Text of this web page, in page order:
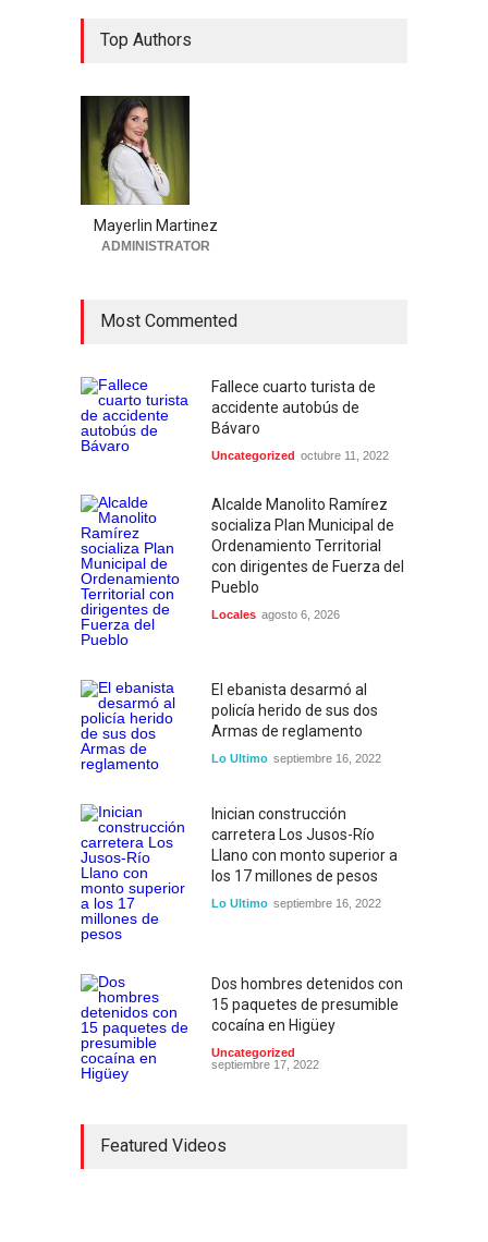
Top Authors
Mayerlin Martinez
ADMINISTRATOR
Most Commented
Fallece cuarto turista de
accidente autobús de
Bávaro
Uncategorized octubre 11, 2022
Alcalde Manolito Ramírez
socializa Plan Municipal de
Ordenamiento Territorial
con dirigentes de Fuerza del
Pueblo
Locales agosto 6, 2026
El ebanista desarmó al
policía herido de sus dos
Armas de reglamento
Lo Ultimo septiembre 16, 2022
Inician construcción
carretera Los Jusos-Río
Llano con monto superior a
los 17 millones de pesos
Lo Ultimo septiembre 16, 2022
Dos hombres detenidos con
15 paquetes de presumible
cocaína en Higüey
Uncategorized
septiembre 17, 2022
Featured Videos